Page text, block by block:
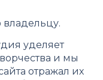
владельцу.
уделяет
и мы
отражал их